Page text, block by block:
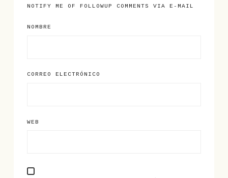
NOTIFY ME OF FOLLOWUP COMMENTS VIA E-MAIL
NOMBRE
CORREO ELECTRÓNICO
WEB